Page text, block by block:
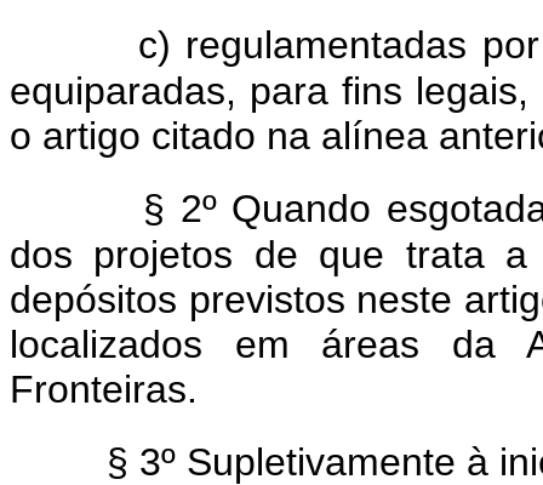
c) regulamentadas
equiparadas, para fins
o artigo citado na alínea
§ 2º Quando
dos projetos de que trata
depósitos previstos neste
localizados em áreas da
Fronteiras.
§ 3º Supletivamente à